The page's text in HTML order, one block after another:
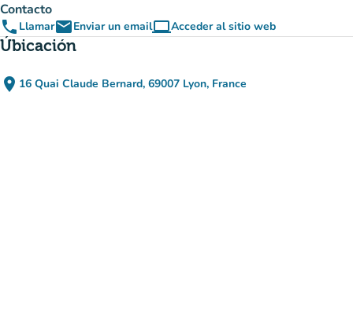
Contacto
phone LlamaremailEnviar un emailcomputerAcceder al sitio web
(nueva pestaña)
Úbicación
place 16 Quai Claude Bernard, 69007 Lyon, France
(abrir en Google Maps)
(nueva pestaña)